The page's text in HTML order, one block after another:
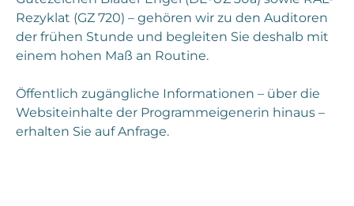
Rezyklat (GZ 720) – gehören wir zu den Auditoren
der frühen Stunde und begleiten Sie deshalb mit
einem hohen Maß an Routine.
Öffentlich zugängliche Informationen – über die
Websiteinhalte der Programmeigenerin hinaus –
erhalten Sie auf Anfrage.